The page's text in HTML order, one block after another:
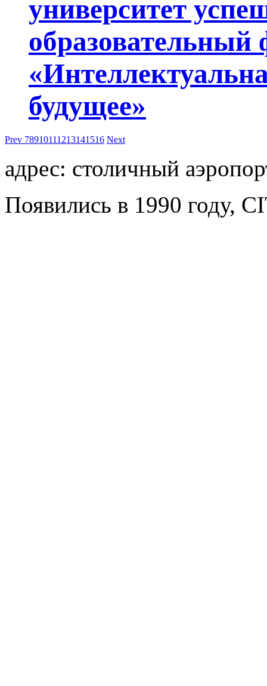
университет
образовательный
будущее»
Prev 78910111213141516 Next
адрес: столичный
Появились в 1990 году,